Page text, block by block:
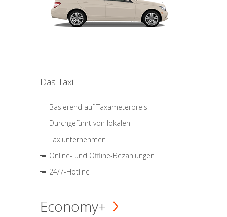
Das Taxi
Basierend auf Taxameterpreis
Durchgeführt von lokalen
Taxiunternehmen
Online- und Offline-Bezahlungen
24/7-Hotline
Economy+